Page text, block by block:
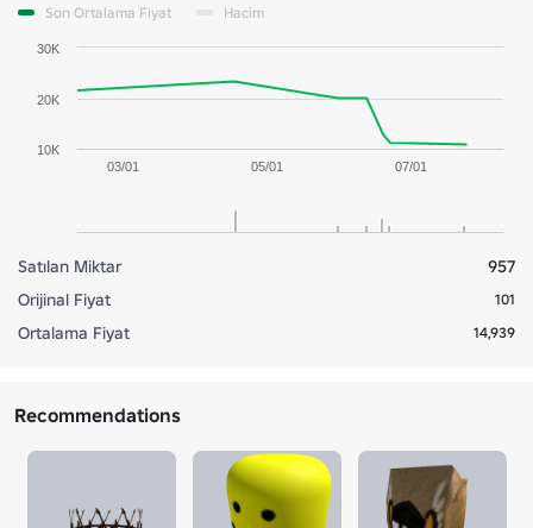
Son Ortalama Fiyat Hacim
03/01 05/01 07/01
10K
20K
30K
Satılan Miktar
957
Orijinal Fiyat
101
Ortalama Fiyat 14,939
Recommendations